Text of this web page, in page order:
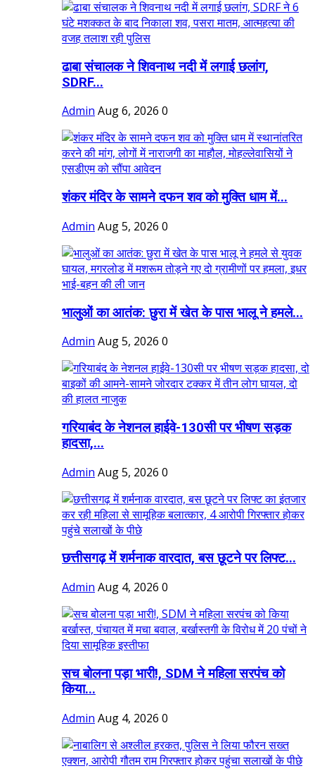
ढाबा संचालक ने शिवनाथ नदी में लगाई छलांग,
SDRF...
Admin Aug 6, 2026 0
शंकर मंदिर के सामने दफन शव को मुक्ति धाम में...
Admin Aug 5, 2026 0
भालुओं का आतंक: छुरा में खेत के पास भालू ने हमले...
Admin Aug 5, 2026 0
गरियाबंद के नेशनल हाईवे-130सी पर भीषण सड़क
हादसा,...
Admin Aug 5, 2026 0
छत्तीसगढ़ में शर्मनाक वारदात, बस छूटने पर लिफ्ट...
Admin Aug 4, 2026 0
सच बोलना पड़ा भारी!, SDM ने महिला सरपंच को
किया...
Admin Aug 4, 2026 0